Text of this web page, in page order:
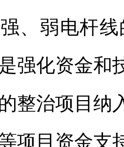
、弱电杆
强化资金和
整治项目纳
项目资金支